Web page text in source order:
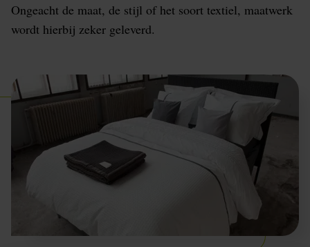
Ongeacht de maat, de stijl of het soort textiel, maatwerk
wordt hierbij zeker geleverd.